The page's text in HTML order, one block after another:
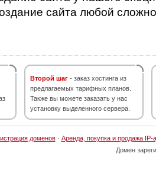
сайта любой
Второй шаг - заказ хостинга из
предлагаемых тарифных планов.
Также вы можете заказать у нас
установку выделенного сервера.
доменов· Аренда, покупка и продажа IP-
Домен